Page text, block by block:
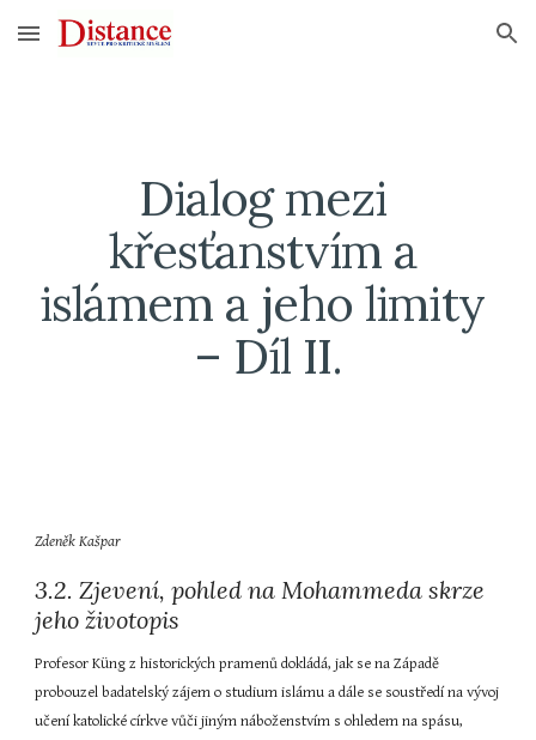
Skip to main content Skip to navigation
Dialog mezi
křesťanstvím a
islámem a jeho limity
– Díl II.
Zdeněk Kašpar
3.2. Zjevení, pohled na Mohammeda skrze
jeho životopis
Profesor Küng z historických pramenů dokládá, jak se na Západě
probouzel badatelský zájem o studium islámu a dále se soustředí na vývoj
učení katolické církve vůči jiným náboženstvím s ohledem na spásu,